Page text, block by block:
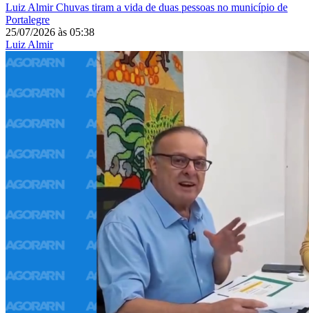
Luiz AlmirChuvas tiram a vida de duas pessoas no município de
Portalegre
25/07/2026 às 05:38
Luiz Almir